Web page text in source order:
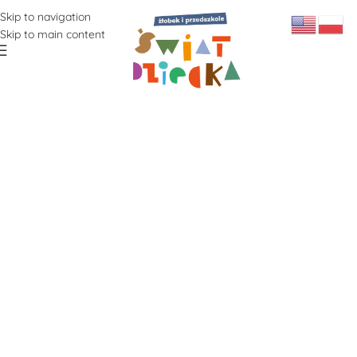
Skip to navigation
Skip to main content